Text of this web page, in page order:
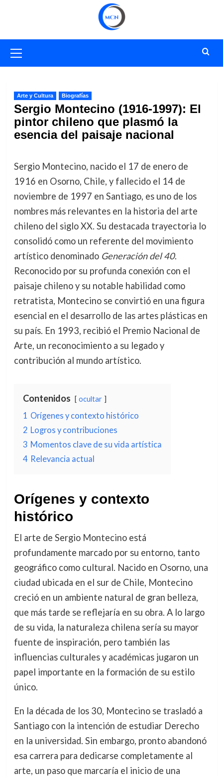
primario
Arte y Cultura Biografías
Sergio Montecino (1916-1997): El
pintor chileno que plasmó la
esencia del paisaje nacional
Sergio Montecino, nacido el 17 de enero de
1916 en Osorno, Chile, y fallecido el 14 de
noviembre de 1997 en Santiago, es uno de los
nombres más relevantes en la historia del arte
chileno del siglo XX. Su destacada trayectoria lo
consolidó como un referente del movimiento
artístico denominado Generación del 40.
Reconocido por su profunda conexión con el
paisaje chileno y su notable habilidad como
retratista, Montecino se convirtió en una figura
esencial en el desarrollo de las artes plásticas en
su país. En 1993, recibió el Premio Nacional de
Arte, un reconocimiento a su legado y
contribución al mundo artístico.
Contenidos ocultar
1 Orígenes y contexto histórico
2 Logros y contribuciones
3 Momentos clave de su vida artística
4 Relevancia actual
Orígenes y contexto
histórico
El arte de Sergio Montecino está
profundamente marcado por su entorno, tanto
geográfico como cultural. Nacido en Osorno, una
ciudad ubicada en el sur de Chile, Montecino
creció en un ambiente natural de gran belleza,
que más tarde se reflejaría en su obra. A lo largo
de su vida, la naturaleza chilena sería su mayor
fuente de inspiración, pero también las
influencias culturales y académicas jugaron un
papel importante en la formación de su estilo
único.
En la década de los 30, Montecino se trasladó a
Santiago con la intención de estudiar Derecho
en la universidad. Sin embargo, pronto abandonó
esa carrera para dedicarse completamente al
arte, un paso que marcaría el inicio de una